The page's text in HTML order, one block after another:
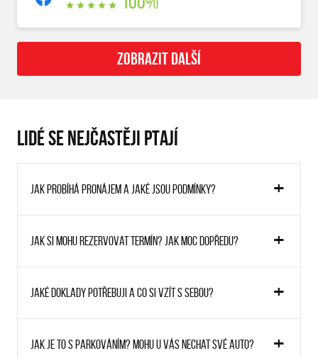
ZOBRAZIT DALŠÍ
LIDÉ SE NEJČASTĚJI PTAJÍ
Jak probíhá pronájem a jaké jsou podmínky?
Jak si mohu rezervovat termín? Jak moc dopředu?
Jaké doklady potřebuji a co si vzít s sebou?
Jak je to s parkováním? Mohu u vás nechat své auto?